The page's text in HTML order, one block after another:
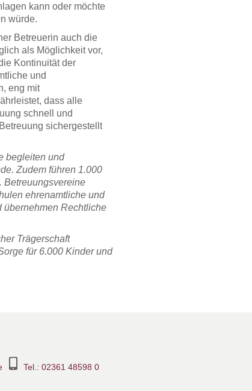
kann oder möchte
würde.
Betreuerin auch die
als Möglichkeit vor,
Kontinuität der
und
eng mit
dass alle
schnell und
sichergestellt
begleiten und
Zudem führen 1.000
Betreuungsvereine
ehrenamtliche und
übernehmen Rechtliche
Trägerschaft
für 6.000 Kinder und
Tel.: 02361 48598 0